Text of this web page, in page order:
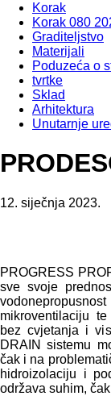
Korak
Korak 080
Graditeljstvo
Materijali
Poduzeća o
tvrtke
Sklad
Arhitektura
Unutarnje
12. siječnja 2023.
PROGRESS
sve svoje
mikroventilaciju
bez cvjetanja i
DRAIN sistemu
čak i na
hidroizolaciju i
održava suhim,